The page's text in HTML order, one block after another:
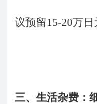
议预留15-20万日
三、生活杂费：